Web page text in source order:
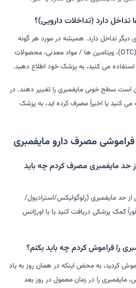
تداخل دارد (تداخلات دارویی)؟
دیگر تداخل دارد. همیشه در مورد هر گونه
داروی تجویزی یا بدون نسخه (OTC)، ویتامین ها / مواد معدنی، محصولات
می کنید، به پزشک خود اطلاع دهید.
است سطح خونی مایفمبری را تغییر دهند. در
کنید یا اخیراً مصرف کرده اید، به پزشک
مصرف دارو مایفمبری
حد مایفمبری مصرف کردم چه باید
حد مایفمبری (رلوگولیکس/استرادیول/
کمک پزشکی دریافت کنید یا با اورژانس
را فراموش کردم چه باید بکنم؟
کردید، به محض اینکه در همان روز به یاد
مایفمبری را در زمان معمول در روز بعد